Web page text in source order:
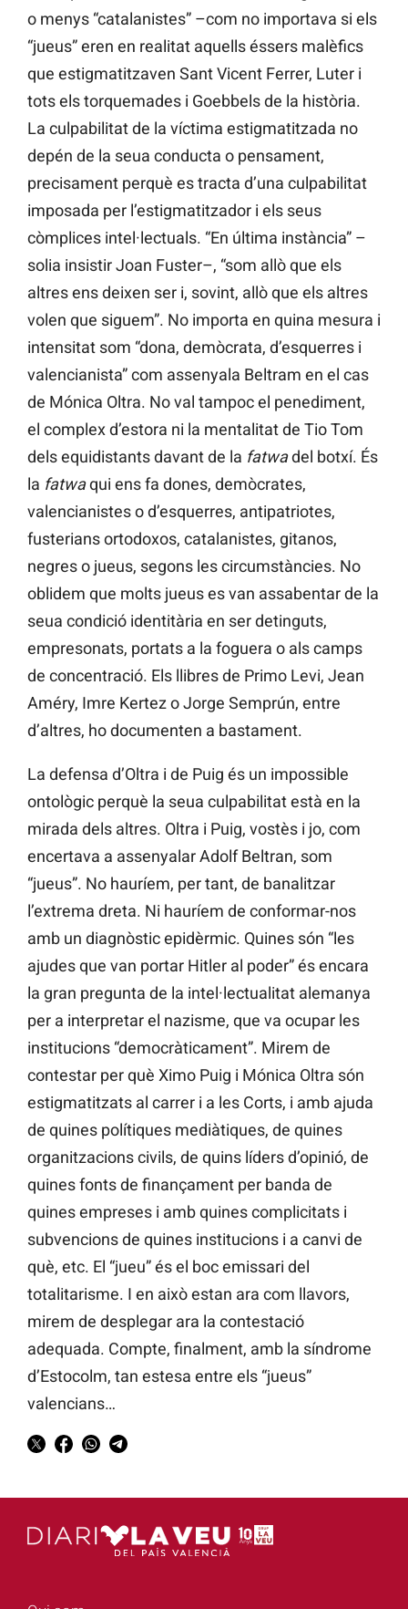
o menys “catalanistes” –com no importava si els
“jueus” eren en realitat aquells éssers malèfics
que estigmatitzaven Sant Vicent Ferrer, Luter i
tots els torquemades i Goebbels de la història.
La culpabilitat de la víctima estigmatitzada no
depén de la seua conducta o pensament,
precisament perquè es tracta d’una culpabilitat
imposada per l’estigmatitzador i els seus
còmplices intel·lectuals. “En última instància” –
solia insistir Joan Fuster–, “som allò que els
altres ens deixen ser i, sovint, allò que els altres
volen que siguem”. No importa en quina mesura i
intensitat som “dona, demòcrata, d’esquerres i
valencianista” com assenyala Beltram en el cas
de Mónica Oltra. No val tampoc el penediment,
el complex d’estora ni la mentalitat de Tio Tom
dels equidistants davant de la fatwadel botxí. És
la fatwaqui ens fa dones, demòcrates,
valencianistes o d’esquerres, antipatriotes,
fusterians ortodoxos, catalanistes, gitanos,
negres o jueus, segons les circumstàncies. No
oblidem que molts jueus es van assabentar de la
seua condició identitària en ser detinguts,
empresonats, portats a la foguera o als camps
de concentració. Els llibres de Primo Levi, Jean
Améry, Imre Kertez o Jorge Semprún, entre
d’altres, ho documenten a bastament.
La defensa d’Oltra i de Puig és un impossible
ontològic perquè la seua culpabilitat està en la
mirada dels altres. Oltra i Puig, vostès i jo, com
encertava a assenyalar Adolf Beltran, som
“jueus”. No hauríem, per tant, de banalitzar
l’extrema dreta. Ni hauríem de conformar-nos
amb un diagnòstic epidèrmic. Quines són “les
ajudes que van portar Hitler al poder” és encara
la gran pregunta de la intel·lectualitat alemanya
per a interpretar el nazisme, que va ocupar les
institucions “democràticament”. Mirem de
contestar per què Ximo Puig i Mónica Oltra són
estigmatitzats al carrer i a les Corts, i amb ajuda
de quines polítiques mediàtiques, de quines
organitzacions civils, de quins líders d’opinió, de
quines fonts de finançament per banda de
quines empreses i amb quines complicitats i
subvencions de quines institucions i a canvi de
què, etc. El “jueu” és el boc emissari del
totalitarisme. I en això estan ara com llavors,
mirem de desplegar ara la contestació
adequada. Compte, finalment, amb la síndrome
d’Estocolm, tan estesa entre els “jueus”
valencians…